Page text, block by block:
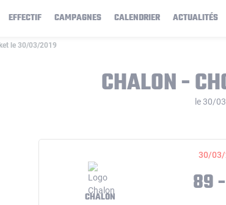
EFFECTIF CAMPAGNES CALENDRIER ACTUALITÉS
le 30/03/2019
CHALON -
le 30/
30/03/
CHALON 89